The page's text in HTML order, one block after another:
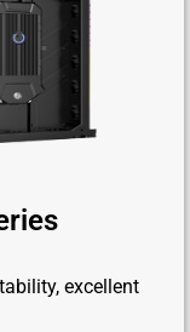
excellent